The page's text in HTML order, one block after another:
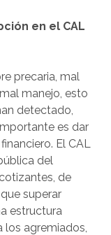
en el CAL
precaria, mal
manejo, esto
detectado,
es dar
El CAL
del
de
superar
estructura
los agremiados,